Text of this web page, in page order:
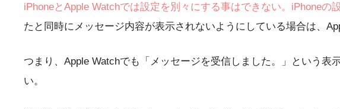
iPhoneとApple Watchでは設定を別々にする事はできない。iPhoneの
たと同時にメッセージ内容が表示されないようにしている場合は、
つまり、Apple Watchでも「メッセージを受信しました。」という
い。